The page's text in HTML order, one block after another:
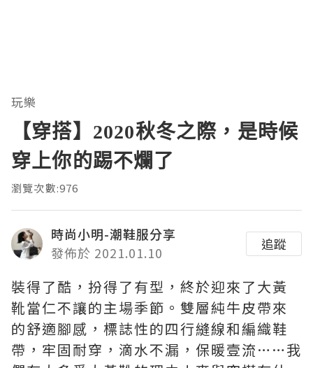
玩樂
【穿搭】2020秋冬之際，是時候
穿上你的踢不爛了
瀏覽次數:976
時尚小明-潮鞋服分享
發佈於 2021.01.10
追蹤
裝得了酷，扮得了有型，終於迎來了大黃
靴當仁不讓的主場季節。雙層純牛皮帶來
的舒適腳感，標誌性的四行縫線和編織鞋
帶，牢固耐穿，滴水不漏，保暖壹流……我